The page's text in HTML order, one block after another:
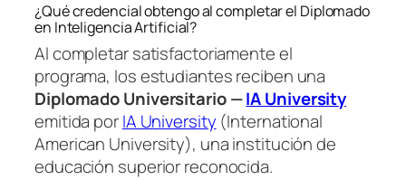
¿Qué credencial obtengo al completar el Diplomado
en Inteligencia Artificial?
Al completar satisfactoriamente el
programa, los estudiantes reciben una
Diplomado Universitario —IA University
emitida porIA University (International
American University), una institución de
educación superior reconocida.